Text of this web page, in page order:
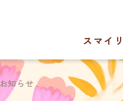
スマイ
お知らせ